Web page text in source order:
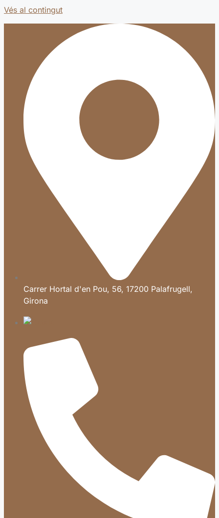
Vés al contingut
Carrer Hortal d'en Pou, 56, 17200 Palafrugell,
Girona